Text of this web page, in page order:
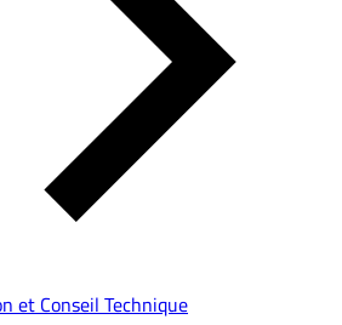
et Conseil Technique